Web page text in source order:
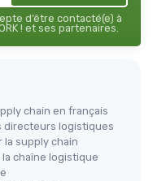
d’être contacté(e) à
! et ses partenaires.
chain en français
directeurs logistiques
la supply chain
chaîne logistique